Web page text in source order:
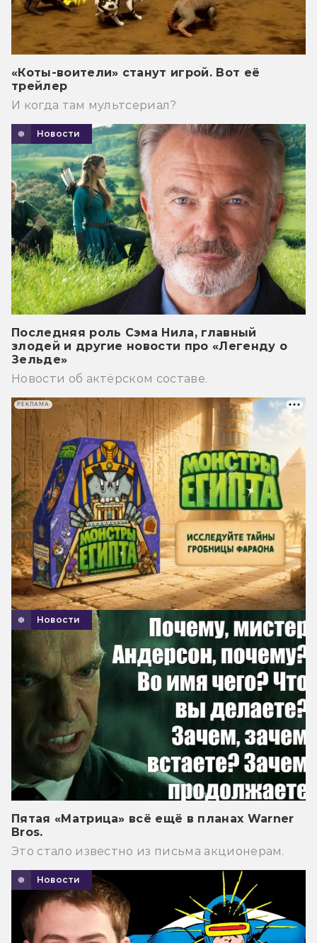
«Коты-воители» станут игрой. Вот её
трейлер
И когда там мультсериал?
Новости
Последняя роль Сэма Нила, главный
злодей и другие новости про «Легенду о
Зельде»
Новости об актёрском составе.
Новости
Пятая «Матрица» всё ещё в планах Warner
Bros.
Это стало известно из письма акционерам.
Новости
РЕКЛАМА